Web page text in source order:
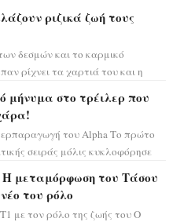
ριζικά ζωή τους
δεσμών και το καρμικό
ρίχνει τα χαρτιά του και η
μήνυμα στο τρέιλερ που
του Alpha Το πρώτο
σειράς μόλις κυκλοφόρησε
Η μεταμόρφωση του Τάσου
του ρόλο
με τον ρόλο της ζωής του Ο